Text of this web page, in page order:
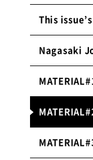
2. 雨樋にも
屋根の谷
根」を使
にも使用
This
Nagasaki